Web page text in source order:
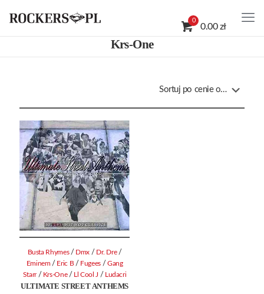
0
0.00 zł
Krs-One
ULTIMATE STREET ANTHEMS
Busta Rhymes / Dmx / Dr. Dre /
Eminem / Eric B / Fugees / Gang
Starr / Krs-One / Ll Cool J / Ludacri